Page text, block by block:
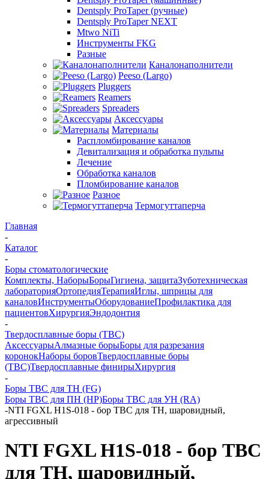
Dentsply ProTaper (ручные)
Dentsply ProTaper NEXT
Mtwo NiTi
Инструменты FKG
Разные
Каналонаполнители
Peeso (Largo)
Pluggers
Reamers
Spreaders
Аксессуары
Материалы
Распломбирование каналов
Девитализация и обработка пульпы
Лечение
Обработка каналов
Пломбирование каналов
Разное
Термогуттаперча
Главная
-
Каталог
-
Боры стоматологические
Комплекты, НаборыБорыГигиена, защитаЗуботехническая
лабораторияОртопедияТерапияИглы, шприцы для
каналовИнструментыОборудованиеПрофилактика для
пациентовХирургияЭндодонтия
-
Твердосплавные боры (ТВС)
АксессуарыАлмазные борыБоры для разрезания
коронокНаборы боровТвердосплавные боры
(ТВС)Твердосплавные финирыХирургия
-
Боры ТВС для ТН (FG)
Боры ТВС для ПН (HP)Боры ТВС для УН (RA)
-NTI FGXL H1S-018 - бор ТВС для ТН, шаровидный,
агрессивный
NTI FGXL H1S-018 - бор ТВС
для ТН, шаровидный,